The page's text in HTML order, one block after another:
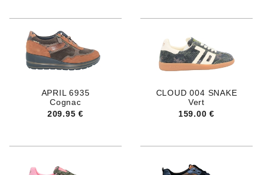
APRIL 6935
Cognac
209.95 €
CLOUD 004 SNAKE
Vert
159.00 €